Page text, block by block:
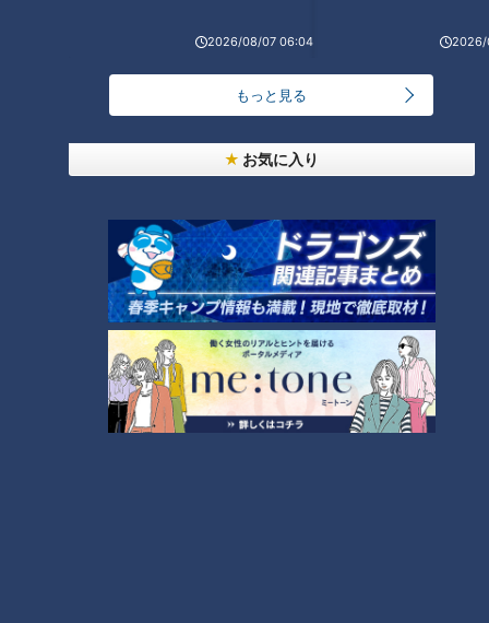
2026/08/07 06:04 2026/
もっと見る
お気に入り
水の次は火あぶり！？「伊勢音頭」を歌いながら